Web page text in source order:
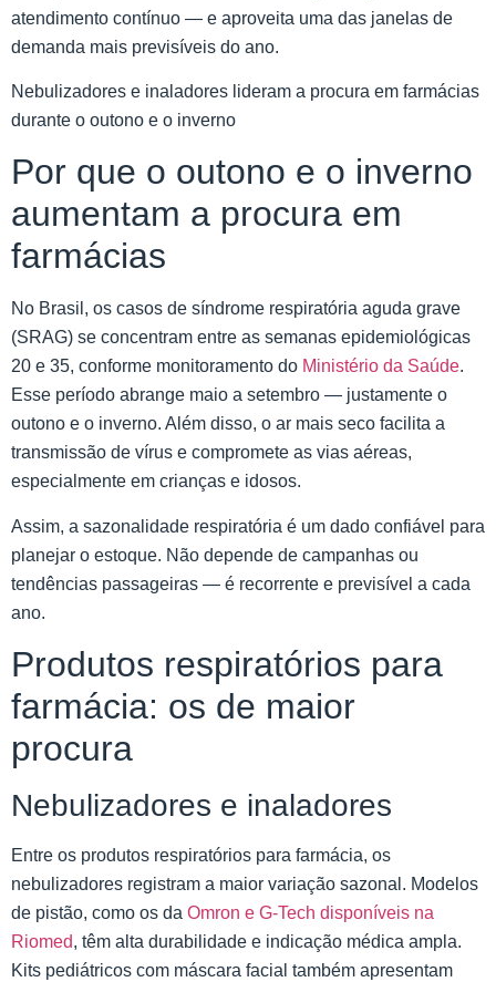
atendimento contínuo — e aproveita uma das janelas de
demanda mais previsíveis do ano.
Nebulizadores e inaladores lideram a procura em farmácias
durante o outono e o inverno
Por que o outono e o inverno
aumentam a procura em
farmácias
No Brasil, os casos de síndrome respiratória aguda grave
(SRAG) se concentram entre as semanas epidemiológicas
20 e 35, conforme monitoramento do Ministério da Saúde.
Esse período abrange maio a setembro — justamente o
outono e o inverno. Além disso, o ar mais seco facilita a
transmissão de vírus e compromete as vias aéreas,
especialmente em crianças e idosos.
Assim, a sazonalidade respiratória é um dado confiável para
planejar o estoque. Não depende de campanhas ou
tendências passageiras — é recorrente e previsível a cada
ano.
Produtos respiratórios para
farmácia: os de maior
procura
Nebulizadores e inaladores
Entre os produtos respiratórios para farmácia, os
nebulizadores registram a maior variação sazonal. Modelos
de pistão, como os da Omron e G-Tech disponíveis na
Riomed, têm alta durabilidade e indicação médica ampla.
Kits pediátricos com máscara facial também apresentam